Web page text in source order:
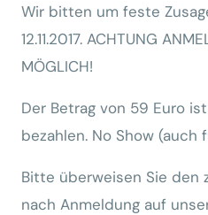
Wir bitten um feste
12.11.2017. ACHTUNG
MÖGLICH!
Der Betrag von 59 Euro
bezahlen. No Show (auch
Bitte überweisen Sie den
nach Anmeldung auf